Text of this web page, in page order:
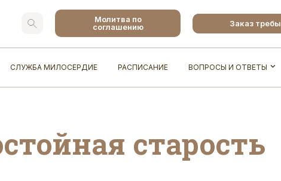
Молитва по
соглашению
Заказ требы
СЛУЖБА МИЛОСЕРДИЕ РАСПИСАНИЕ ВОПРОСЫ И ОТВЕТЫ
старость